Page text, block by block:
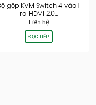
gộp KVM Switch 4 vào 1
ra HDMI 2.0…
Liên hệ
ĐỌC TIẾP